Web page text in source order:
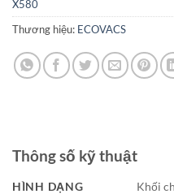
X580
Thương hiệu: ECOVACS
Thông số kỹ thuật
HÌNH DẠNG
Khối